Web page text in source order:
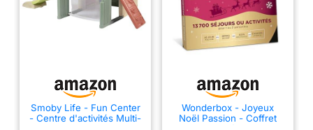
structure en plastique
traité anti-UV garantit la
stabilité et la solidité de
au fil du temps. A partir
de 2 ans - Fabrication
française. Contient du
Smoby Life - Fun Center
- Centre d'activités Multi-
Wonderbox - Joyeux
Noël Passion - Coffret